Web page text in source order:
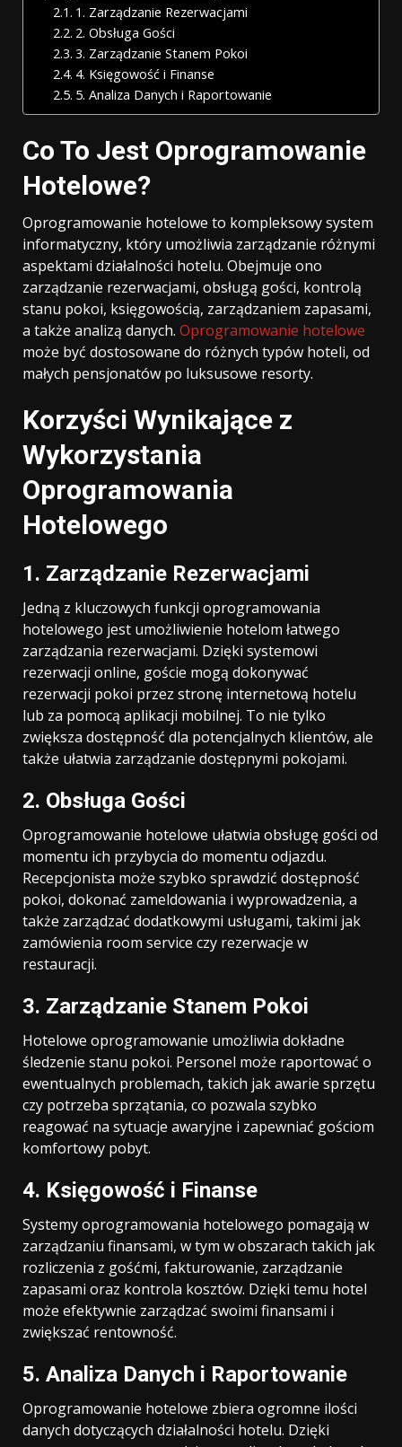
1. Zarządzanie Rezerwacjami
2. Obsługa Gości
3. Zarządzanie Stanem Pokoi
4. Księgowość i Finanse
5. Analiza Danych i Raportowanie
Co To Jest Oprogramowanie
Hotelowe?
Oprogramowanie hotelowe to kompleksowy system
informatyczny, który umożliwia zarządzanie różnymi
aspektami działalności hotelu. Obejmuje ono
zarządzanie rezerwacjami, obsługą gości, kontrolą
stanu pokoi, księgowością, zarządzaniem zapasami,
a także analizą danych. Oprogramowanie hotelowe
może być dostosowane do różnych typów hoteli, od
małych pensjonatów po luksusowe resorty.
Korzyści Wynikające z
Wykorzystania
Oprogramowania
Hotelowego
1. Zarządzanie Rezerwacjami
Jedną z kluczowych funkcji oprogramowania
hotelowego jest umożliwienie hotelom łatwego
zarządzania rezerwacjami. Dzięki systemowi
rezerwacji online, goście mogą dokonywać
rezerwacji pokoi przez stronę internetową hotelu
lub za pomocą aplikacji mobilnej. To nie tylko
zwiększa dostępność dla potencjalnych klientów, ale
także ułatwia zarządzanie dostępnymi pokojami.
2. Obsługa Gości
Oprogramowanie hotelowe ułatwia obsługę gości od
momentu ich przybycia do momentu odjazdu.
Recepcjonista może szybko sprawdzić dostępność
pokoi, dokonać zameldowania i wyprowadzenia, a
także zarządzać dodatkowymi usługami, takimi jak
zamówienia room service czy rezerwacje w
restauracji.
3. Zarządzanie Stanem Pokoi
Hotelowe oprogramowanie umożliwia dokładne
śledzenie stanu pokoi. Personel może raportować o
ewentualnych problemach, takich jak awarie sprzętu
czy potrzeba sprzątania, co pozwala szybko
reagować na sytuacje awaryjne i zapewniać gościom
komfortowy pobyt.
4. Księgowość i Finanse
Systemy oprogramowania hotelowego pomagają w
zarządzaniu finansami, w tym w obszarach takich jak
rozliczenia z gośćmi, fakturowanie, zarządzanie
zapasami oraz kontrola kosztów. Dzięki temu hotel
może efektywnie zarządzać swoimi finansami i
zwiększać rentowność.
5. Analiza Danych i Raportowanie
Oprogramowanie hotelowe zbiera ogromne ilości
danych dotyczących działalności hotelu. Dzięki